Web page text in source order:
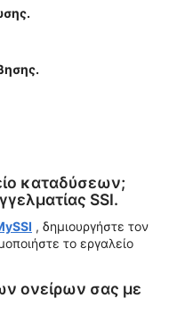
καταδύσεων;
SSI.
, δημιουργήστε τον
το εργαλείο
ονείρων σας με